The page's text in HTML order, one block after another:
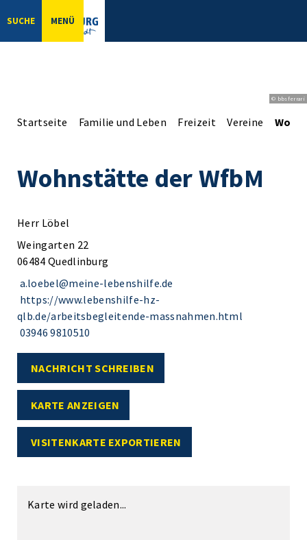
SUCHE MENÜ
© bbsferrari
Startseite Familie und Leben Freizeit Vereine
Wohnstätte der WfbM
Herr Löbel
Weingarten 22
06484 Quedlinburg
a.loebel@meine-lebenshilfe.de
https://www.lebenshilfe-hz-
qlb.de/arbeitsbegleitende-massnahmen.html
03946 9810510
NACHRICHT SCHREIBEN
KARTE ANZEIGEN
VISITENKARTE EXPORTIEREN
Karte wird geladen...